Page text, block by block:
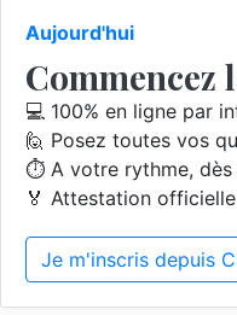
Aujourd'hui
Commencez
💻 100% en ligne par
🙋 Posez toutes vos
⏱️ A votre rythme, dès
🏅 Attestation officielle
Je m'inscris depuis